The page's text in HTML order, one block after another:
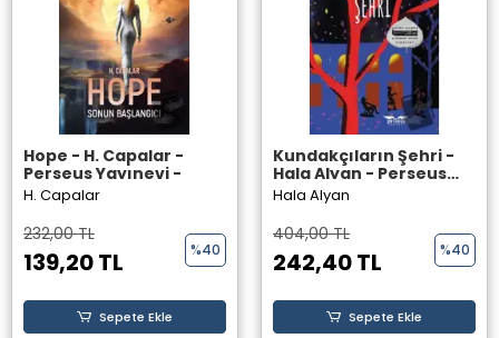
Hope - H. Capalar -
Perseus Yayınevi -
H. Capalar
232,00 TL
139,20 TL %40
Sepete Ekle
Kundakçıların Şehri -
Hala Alyan - Perseus
Hala Alyan
404,00 TL
242,40 TL %40
Sepete Ekle